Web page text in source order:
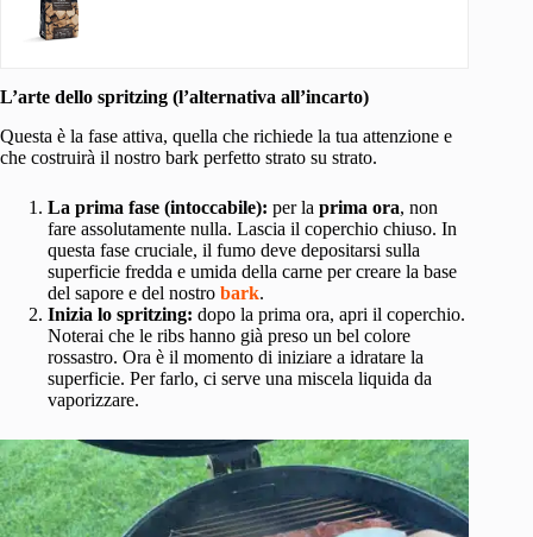
L’arte dello spritzing (l’alternativa all’incarto)
Questa è la fase attiva, quella che richiede la tua attenzione e
che costruirà il nostro bark perfetto strato su strato.
La prima fase (intoccabile): per la prima ora, non
fare assolutamente nulla. Lascia il coperchio chiuso. In
questa fase cruciale, il fumo deve depositarsi sulla
superficie fredda e umida della carne per creare la base
del sapore e del nostro bark.
Inizia lo spritzing: dopo la prima ora, apri il coperchio.
Noterai che le ribs hanno già preso un bel colore
rossastro. Ora è il momento di iniziare a idratare la
superficie. Per farlo, ci serve una miscela liquida da
vaporizzare.